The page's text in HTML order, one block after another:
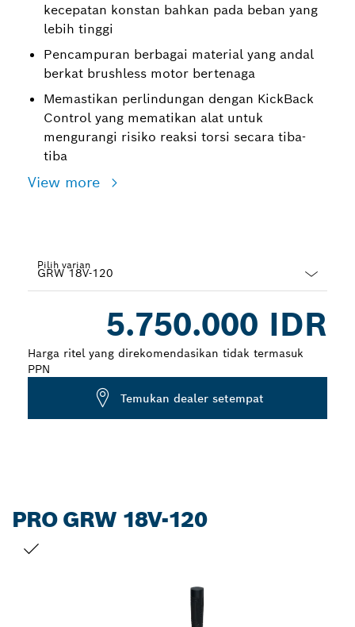
kecepatan konstan bahkan pada beban yang
lebih tinggi
Pencampuran berbagai material yang andal
berkat brushless motor bertenaga
Memastikan perlindungan dengan KickBack
Control yang mematikan alat untuk
mengurangi risiko reaksi torsi secara tiba-
tiba
View more
Pilih varian
5.750.000 IDR
Harga ritel yang direkomendasikan tidak termasuk
PPN
Temukan dealer setempat
PRO GRW 18V-120